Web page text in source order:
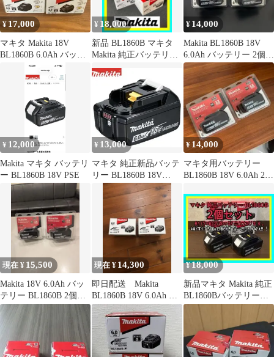
¥ 17,000
マキタ Makita 18V
BL1860B 6.0Ah バッテ
リー 2個セット
¥ 18,000
新品 BL1860B マキタ
Makita 純正バッテリー
18V 2個セット
¥ 14,000
Makita BL1860B 18V
6.0Ah バッテリー 2個セ
ット
¥ 12,000
Makita マキタ バッテリ
ー BL1860B 18V PSE
¥ 13,000
マキタ 純正新品バッテ
リー BL1860B 18V
6.0Ah
¥ 14,000
マキタ用バッテリー
BL1860B 18V 6.0Ah 2個
現在 ¥ 15,500
Makita 18V 6.0Ah バッ
テリー BL1860B 2個セ
ット
現在 ¥ 14,300
即日配送 Makita
BL1860B 18V 6.0Ah バ
ッテリー 2個
¥18,000
新品マキタ Makita 純正
BL1860Bバッテリー
18V 6.0Ah 2個